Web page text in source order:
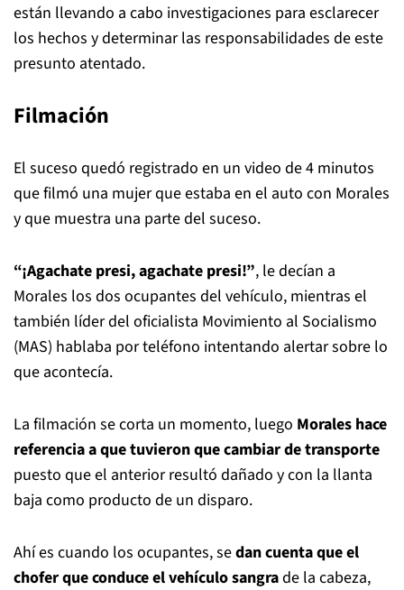
están llevando a cabo investigaciones para esclarecer
los hechos y determinar las responsabilidades de este
presunto atentado.
Filmación
El suceso quedó registrado en un video de 4 minutos
que filmó una mujer que estaba en el auto con Morales
y que muestra una parte del suceso.
“¡Agachate presi, agachate presi!”, le decían a
Morales los dos ocupantes del vehículo, mientras el
también líder del oficialista Movimiento al Socialismo
(MAS) hablaba por teléfono intentando alertar sobre lo
que acontecía.
La filmación se corta un momento, luego Morales hace
referencia a que tuvieron que cambiar de transporte
puesto que el anterior resultó dañado y con la llanta
baja como producto de un disparo.
Ahí es cuando los ocupantes, sedan cuenta que el
chofer que conduce el vehículo sangrade la cabeza,